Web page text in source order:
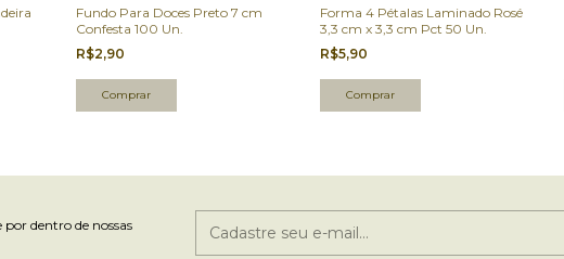
Fundo Para Doces Preto 7 cm
Confesta 100 Un.
R$2,90
Forma 4 Pétalas Laminado Rosé
3,3 cm x 3,3 cm Pct 50 Un.
R$5,90
por dentro de nossas